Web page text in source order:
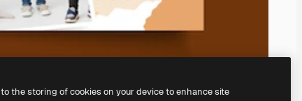
the storing of cookies on your device to enhance site